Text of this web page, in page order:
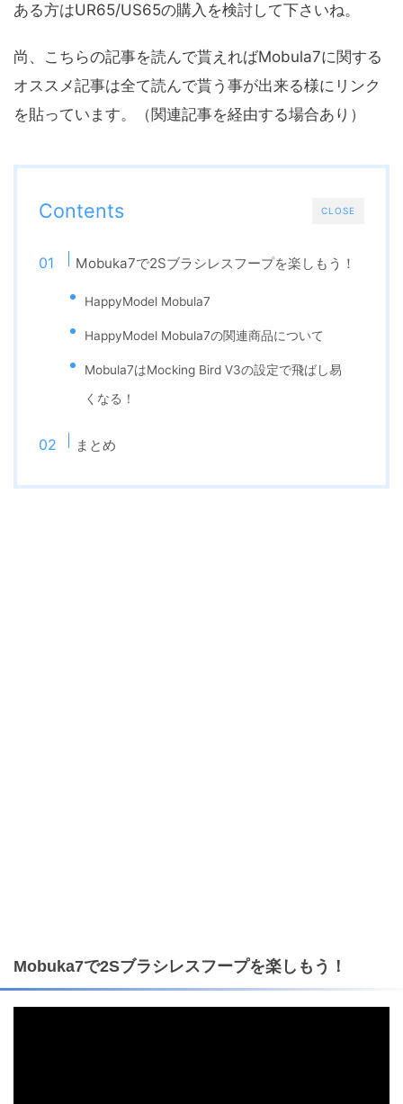
ある方はUR65/US65の購入を検討して下さいね。
尚、こちらの記事を読んで貰えればMobula7に関する
オススメ記事は全て読んで貰う事が出来る様にリンク
を貼っています。（関連記事を経由する場合あり）
CLOSE
Contents
Mobuka7で2Sブラシレスフープを楽しもう！
HappyModel Mobula7
HappyModel Mobula7の関連商品について
Mobula7はMocking Bird V3の設定で飛ばし易
くなる！
まとめ
Mobuka7で2Sブラシレスフープを楽しもう！